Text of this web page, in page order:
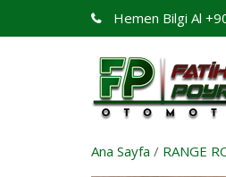
Hemen Bilgi Al
Ana Sayfa / RANGE